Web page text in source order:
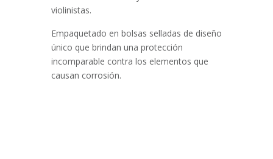
violinistas.
Empaquetado en bolsas selladas de diseño
único que brindan una protección
incomparable contra los elementos que
causan corrosión.